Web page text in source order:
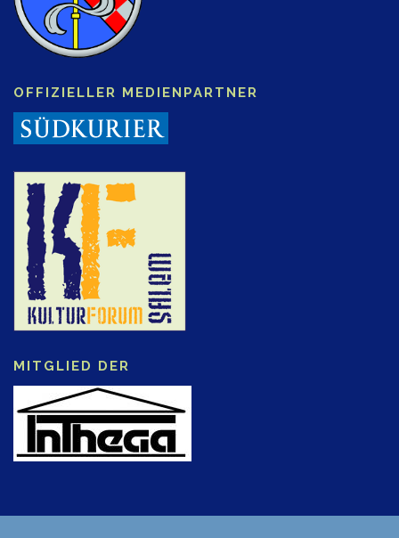
OFFIZIELLER MEDIENPARTNER
MITGLIED DER